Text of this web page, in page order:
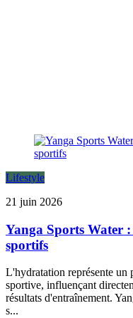
Lifestyle
21 juin 2026
Yanga Sports Water
sportifs
L'hydratation représente un
sportive, influençant
résultats d'entraînement.
s...